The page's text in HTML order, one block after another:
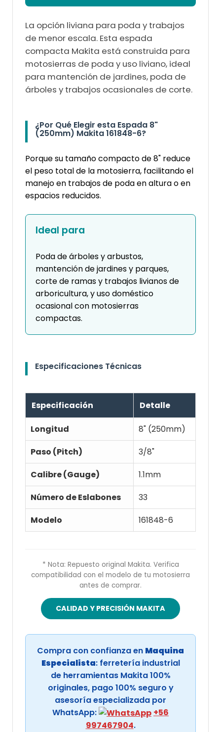
La opción liviana para poda y trabajos
de menor escala. Esta espada
compacta Makita está construida para
motosierras de poda y uso liviano, ideal
para mantención de jardines, poda de
árboles y trabajos ocasionales de corte.
¿Por Qué Elegir esta Espada 8"
(250mm) Makita 161848-6?
Porque su tamaño compacto de 8" reduce
el peso total de la motosierra, facilitando el
manejo en trabajos de poda en altura o en
espacios reducidos.
Ideal para
Poda de árboles y arbustos,
mantención de jardines y parques,
corte de ramas y trabajos livianos de
arboricultura, y uso doméstico
ocasional con motosierras
compactas.
Especificaciones Técnicas
Especificación Detalle
Longitud
8" (250mm)
Paso (Pitch)
3/8"
Calibre (Gauge)
1.1mm
Número de Eslabones
33
Modelo
161848-6
* Nota: Repuesto original Makita. Verifica
compatibilidad con el modelo de tu motosierra
antes de comprar.
CALIDAD Y PRECISIÓN MAKITA
Compra con confianza en Maquina
Especialista: ferretería industrial
de herramientas Makita 100%
originales, pago 100% seguro y
asesoría especializada por
WhatsApp:
+56
997467904.